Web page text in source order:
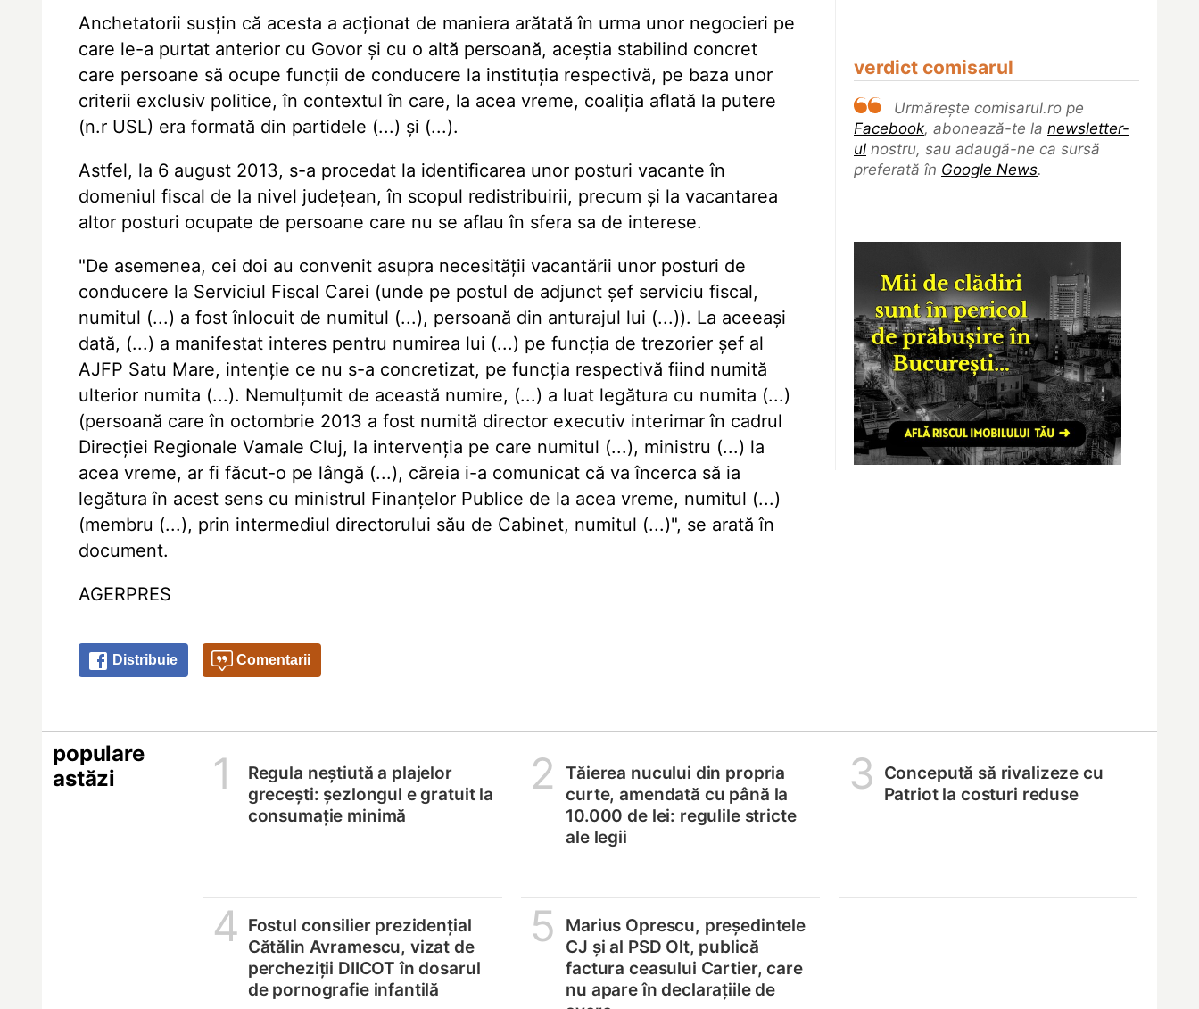
verdict comisarul
Urmărește comisarul.ro pe
Facebook, abonează-te la newsletter-
ul nostru, sau adaugă-ne ca sursă
preferată în Google News.
Anchetatorii susțin că acesta a acționat de maniera arătată în urma unor negocieri pe
care le-a purtat anterior cu Govor și cu o altă persoană, aceștia stabilind concret
care persoane să ocupe funcții de conducere la instituția respectivă, pe baza unor
criterii exclusiv politice, în contextul în care, la acea vreme, coaliția aflată la putere
(n.r USL) era formată din partidele (...) și (...).
Astfel, la 6 august 2013, s-a procedat la identificarea unor posturi vacante în
domeniul fiscal de la nivel județean, în scopul redistribuirii, precum și la vacantarea
altor posturi ocupate de persoane care nu se aflau în sfera sa de interese.
"De asemenea, cei doi au convenit asupra necesității vacantării unor posturi de
conducere la Serviciul Fiscal Carei (unde pe postul de adjunct șef serviciu fiscal,
numitul (...) a fost înlocuit de numitul (...), persoană din anturajul lui (...)). La aceeași
dată, (...) a manifestat interes pentru numirea lui (...) pe funcția de trezorier șef al
AJFP Satu Mare, intenție ce nu s-a concretizat, pe funcția respectivă fiind numită
ulterior numita (...). Nemulțumit de această numire, (...) a luat legătura cu numita (...)
(persoană care în octombrie 2013 a fost numită director executiv interimar în cadrul
Direcției Regionale Vamale Cluj, la intervenția pe care numitul (...), ministru (...) la
acea vreme, ar fi făcut-o pe lângă (...), căreia i-a comunicat că va încerca să ia
legătura în acest sens cu ministrul Finanțelor Publice de la acea vreme, numitul (...)
(membru (...), prin intermediul directorului său de Cabinet, numitul (...)", se arată în
document.
AGERPRES
Distribuie Comentarii
populare
astăzi
1
Regula neștiută a plajelor
grecești: șezlongul e gratuit la
consumație minimă
2
Tăierea nucului din propria
curte, amendată cu până la
10.000 de lei: regulile stricte
ale legii
3
Concepută să rivalizeze cu
Patriot la costuri reduse
4 Fostul consilier prezidențial
Cătălin Avramescu, vizat de
percheziții DIICOT în dosarul
de pornografie infantilă
5
Marius Oprescu, președintele
CJ și al PSD Olt, publică
factura ceasului Cartier, care
nu apare în declarațiile de